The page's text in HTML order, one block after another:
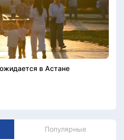
в Астане
Популярные